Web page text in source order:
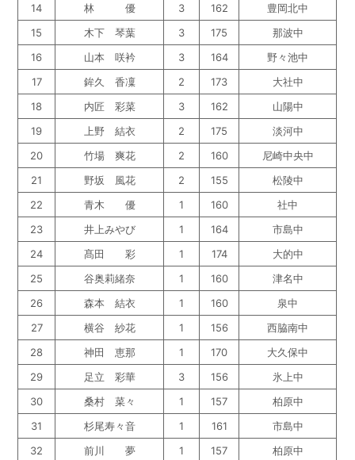
14
林 優 3 162
豊岡北中
15
木下 琴葉 3 175
那波中
16
山本 咲衿 3 164
野々池中
17
鉾久 香凜 2 173
大社中
18
内匠 彩菜 3 162
山陽中
19
上野 結衣 2 175
淡河中
20
竹場 爽花 2 160
尼崎中央中
21
野坂 風花 2 155
松陵中
22
青木 優 1 160
社中
23
井上みやび 1 164
市島中
24
髙田 彩 1 174
大的中
25
谷奥莉緒奈 1 160
津名中
26
森本 結衣 1 160
泉中
27
横谷 紗花 1 156
西脇南中
28
神田 恵那 1 170
大久保中
29
足立 彩華 3 156
氷上中
30
桑村 菜々 1 157
柏原中
31
杉尾寿々音 1 161
市島中
32
前川 夢 1 157 柏原中